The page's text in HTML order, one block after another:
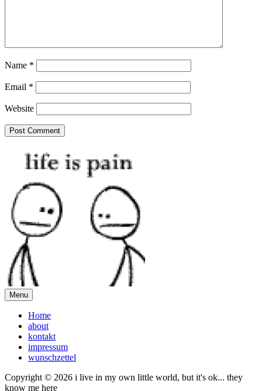
Name *
Email *
Website
Menu
Home
about
kontakt
impressum
wunschzettel
Copyright © 2026 i live in my own little world, but it's ok... they
know me here